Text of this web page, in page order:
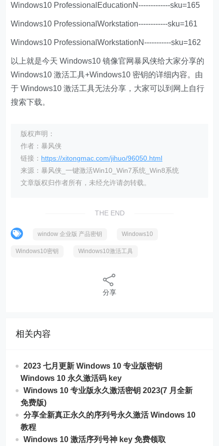
Windows10 ProfessionalEducationN-------------sku=165
Windows10 ProfessionalWorkstation------------sku=161
Windows10 ProfessionalWorkstationN-----------sku=162
以上就是今天 Windows10 镜像官网暴风侠给大家分享的
Windows10 激活工具+Windows10 密钥的详细内容。由
于 Windows10 激活工具无法分享，大家可以到网上自行
搜索下载。
版权声明：
作者：暴风侠
链接： https://xitongmac.com/jihuo/96050.html
来源：暴风侠_一键激活Win10_Win7系统_Win8系统
文章版权归作者所有，未经允许请勿转载。
THE END
window 企业版 产品密钥 Windows10
Windows10密钥 Windows10激活工具
分享
相关内容
2023 七月更新 Windows 10 专业版密钥
Windows 10 永久激活码 key
Windows 10 专业版永久激活密钥 2023(7 月全新
免费版)
分享全新真正永久的序列号永久激活 Windows 10
教程
Windows 10 激活序列号神 key 免费领取